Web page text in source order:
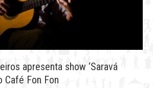
apresenta show ‘Saravá
Café Fon Fon